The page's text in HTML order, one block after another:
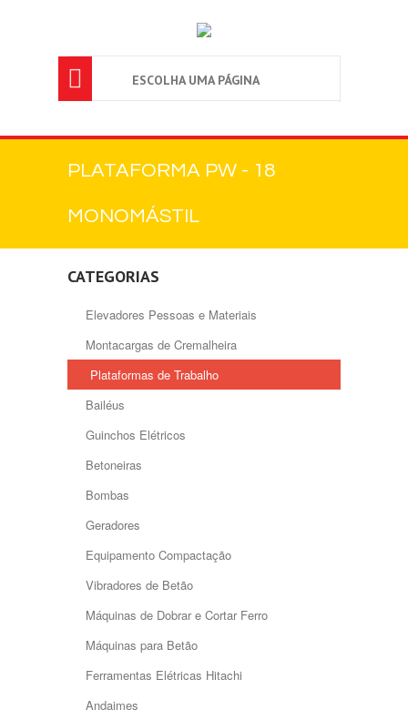
 ESCOLHA UMA PÁGINA
PLATAFORMA PW - 18
MONOMÁSTIL
CATEGORIAS
Elevadores Pessoas e Materiais
Montacargas de Cremalheira
Plataformas de Trabalho
Bailéus
Guinchos Elétricos
Betoneiras
Bombas
Geradores
Equipamento Compactação
Vibradores de Betão
Máquinas de Dobrar e Cortar Ferro
Máquinas para Betão
Ferramentas Elétricas Hitachi
Andaimes